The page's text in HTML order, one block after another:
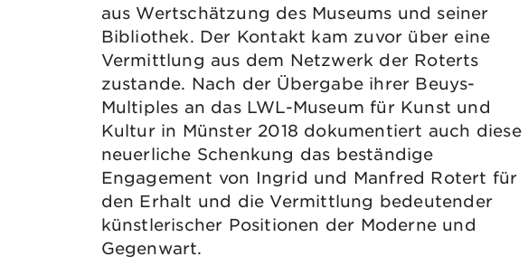
aus Wertschätzung des Museums und seiner
Bibliothek. Der Kontakt kam zuvor über eine
Vermittlung aus dem Netzwerk der Roterts
zustande. Nach der Übergabe ihrer Beuys-
Multiples an das LWL-Museum für Kunst und
Kultur in Münster 2018 dokumentiert auch diese
neuerliche Schenkung das beständige
Engagement von Ingrid und Manfred Rotert für
den Erhalt und die Vermittlung bedeutender
künstlerischer Positionen der Moderne und
Gegenwart.